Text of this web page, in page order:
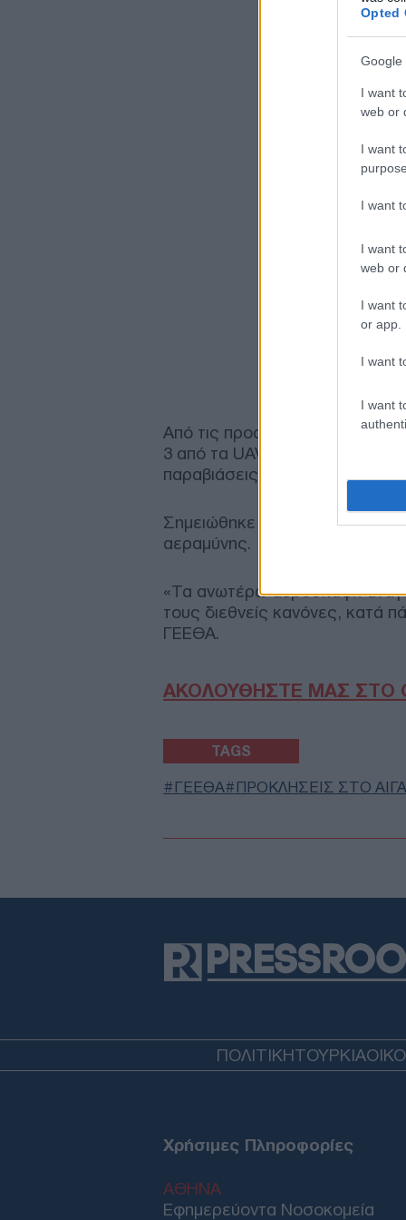
Opted
Google
I want
web or
I want
I want
I want
web or
I want
or app.
I want
I want
Από τις προαναφερθείσες 8
3 από τα UAV, 2 από το ATR-72
παραβιάσεις, οι 5 από αυτές
Σημειώθηκε μία εμπλοκή με τα
αεραμύνης.
«Τα ανωτέρω αεροσκάφη
τους διεθνείς κανόνες, κατά
ΓΕΕΘΑ.
ΑΚΟΛΟΥΘΗΣΤΕ ΜΑΣ ΣΤΟ
TAGS
ΓΕΕΘΑ ΠΡΟΚΛΗΣΕΙΣ ΣΤΟ
ΠΟΛΙΤΙΚΗΤΟΥΡΚΙΑ
Χρήσιμες Πληροφορίες
ΑΘΗΝΑ
Εφημερεύοντα Νοσοκομεία